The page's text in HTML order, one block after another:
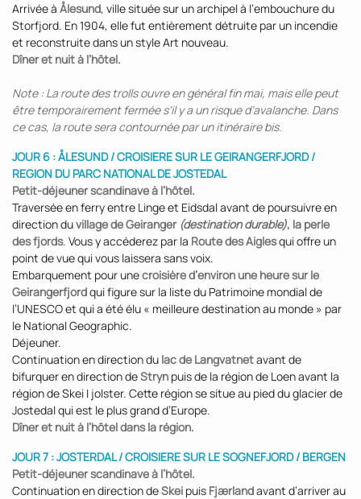
Arrivée à Ålesund, ville située sur un archipel à l’embouchure du
Storfjord. En 1904, elle fut entièrement détruite par un incendie
et reconstruite dans un style Art nouveau.
Dîner et nuit à l’hôtel.
Note : La route des trolls ouvre en général fin mai, mais elle peut
être temporairement fermée s’il y a un risque d’avalanche. Dans
ce cas, la route sera contournée par un itinéraire bis.
JOUR 6 : ÅLESUND / CROISIERE SUR LE GEIRANGERFJORD /
REGION DU PARC NATIONAL DE JOSTEDAL
Petit-déjeuner scandinave à l’hôtel.
Traversée en ferry entre Linge et Eidsdal avant de poursuivre en
direction duvillage de Geiranger (destination durable), la perle
des fjords. Vous y accéderez par la Route des Aiglesqui offre un
point de vue qui vous laissera sans voix.
Embarquement pour unecroisière d’environ une heure sur le
Geirangerfjordqui figure sur la liste du Patrimoine mondial de
l’UNESCO et qui a été élu « meilleure destination au monde » par
le National Geographic.
Déjeuner.
Continuation en direction du lac de Langvatnetavant de
bifurquer en direction deStryn puis de la région de Loen avant la
région de Skei I jolster. Cette région se situe au pied du glacier de
Jostedal qui est le plus grand d’Europe.
Dîner et nuit à l’hôtel dans la région.
JOUR 7 : JOSTERDAL / CROISIERE SUR LE SOGNEFJORD / BERGEN
Petit-déjeuner scandinave à l’hôtel.
Continuation en direction deSkei puis Fjærlandavant d’arriver au